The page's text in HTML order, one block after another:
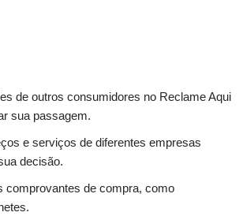
de outros consumidores no Reclame Aqui
sua passagem.
e serviços de diferentes empresas
decisão.
comprovantes de compra, como